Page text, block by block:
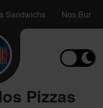
Sandwichs Nos
Pizzas